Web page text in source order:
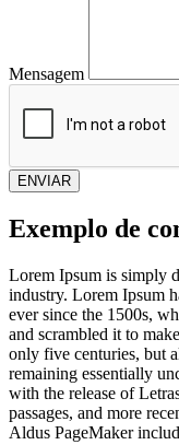
Mensagem
ENVIAR
Exemplo de
Lorem Ipsum is simply
industry. Lorem Ipsum
ever since the 1500s,
and scrambled it to
only five centuries, but
remaining essentially
with the release of
passages, and more
Aldus PageMaker